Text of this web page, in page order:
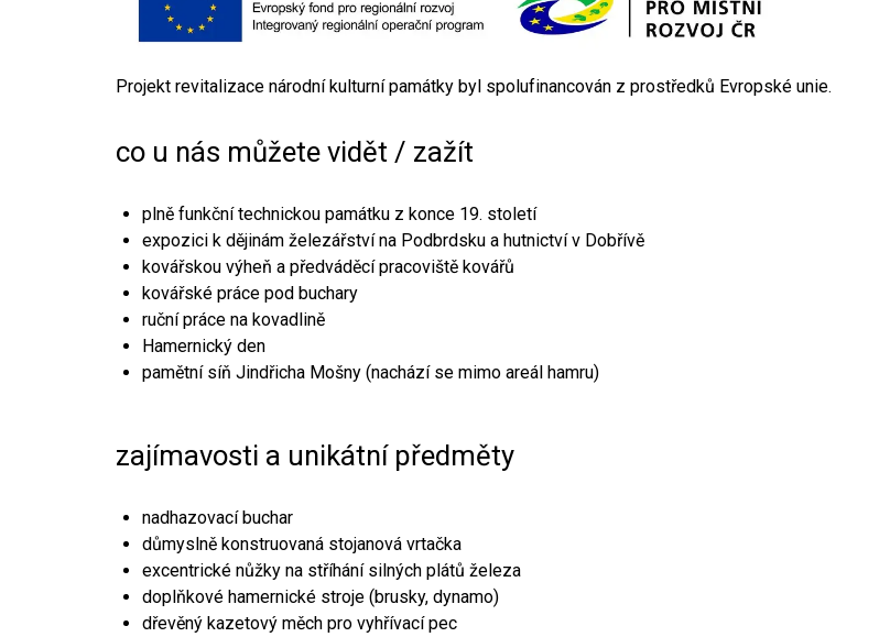
Projekt revitalizace národní kulturní památky byl spolufinancován z prostředků Evropské unie.
co u nás můžete vidět / zažít
plně funkční technickou památku z konce 19. století
expozici k dějinám železářství na Podbrdsku a hutnictví v Dobřívě
kovářskou výheň a předváděcí pracoviště kovářů
kovářské práce pod buchary
ruční práce na kovadlině
Hamernický den
pamětní síň Jindřicha Mošny (nachází se mimo areál hamru)
zajímavosti a unikátní předměty
nadhazovací buchar
důmyslně konstruovaná stojanová vrtačka
excentrické nůžky na stříhání silných plátů železa
doplňkové hamernické stroje (brusky, dynamo)
dřevěný kazetový měch pro vyhřívací pec